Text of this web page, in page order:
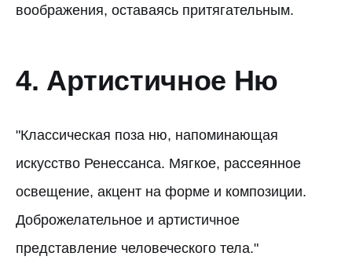
воображения, оставаясь притягательным.
4. Артистичное Ню
"Классическая поза ню, напоминающая
искусство Ренессанса. Мягкое, рассеянное
освещение, акцент на форме и композиции.
Доброжелательное и артистичное
представление человеческого тела."